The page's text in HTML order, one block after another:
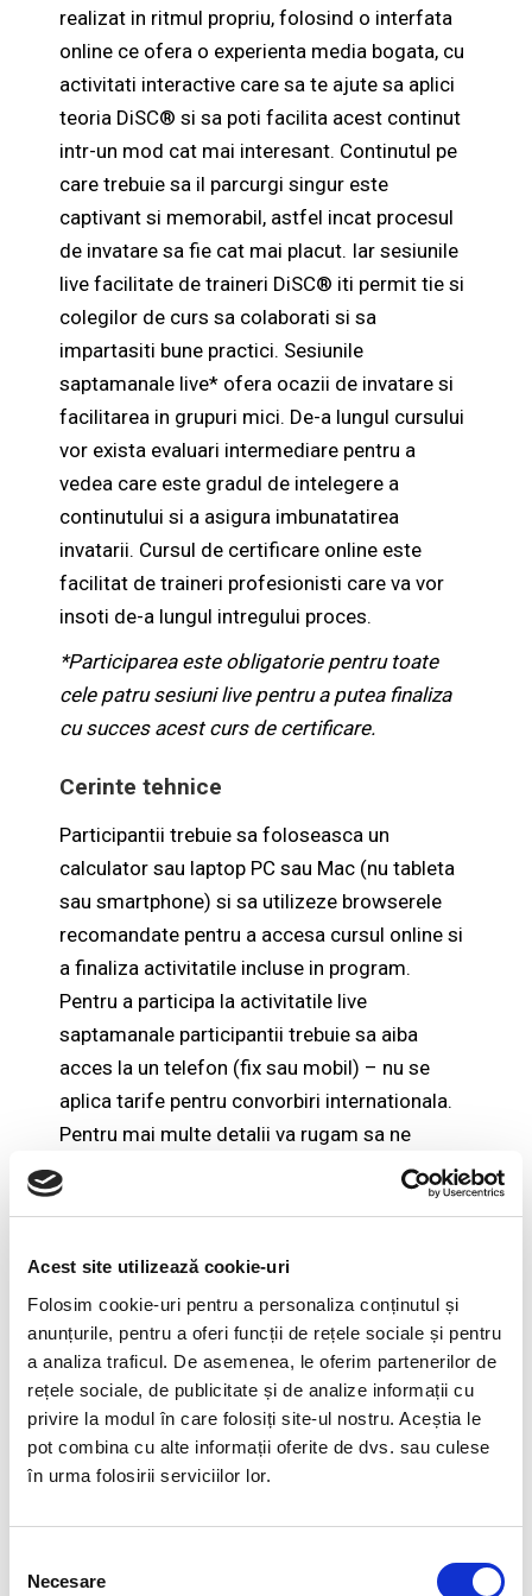
Acest site utilizează cookie-uri
Folosim cookie-uri pentru a personaliza conținutul și
anunțurile, pentru a oferi funcții de rețele sociale și pentru
a analiza traficul. De asemenea, le oferim partenerilor de
rețele sociale, de publicitate și de analize informații cu
privire la modul în care folosiți site-ul nostru. Aceștia le
pot combina cu alte informații oferite de dvs. sau culese
în urma folosirii serviciilor lor.
consimțământului
Necesare
realizat in ritmul propriu, folosind o interfata
online ce ofera o experienta media bogata, cu
activitati interactive care sa te ajute sa aplici
teoria DiSC® si sa poti facilita acest continut
intr-un mod cat mai interesant. Continutul pe
care trebuie sa il parcurgi singur este
captivant si memorabil, astfel incat procesul
de invatare sa fie cat mai placut. Iar sesiunile
live facilitate de traineri DiSC® iti permit tie si
colegilor de curs sa colaborati si sa
impartasiti bune practici. Sesiunile
saptamanale live* ofera ocazii de invatare si
facilitarea in grupuri mici. De-a lungul cursului
vor exista evaluari intermediare pentru a
vedea care este gradul de intelegere a
continutului si a asigura imbunatatirea
invatarii. Cursul de certificare online este
facilitat de traineri profesionisti care va vor
insoti de-a lungul intregului proces.
*Participarea este obligatorie pentru toate
cele patru sesiuni live pentru a putea finaliza
cu succes acest curs de certificare.
Cerinte tehnice
Participantii trebuie sa foloseasca un
calculator sau laptop PC sau Mac (nu tableta
sau smartphone) si sa utilizeze browserele
recomandate pentru a accesa cursul online si
a finaliza activitatile incluse in program.
Pentru a participa la activitatile live
saptamanale participantii trebuie sa aiba
acces la un telefon (fix sau mobil) – nu se
aplica tarife pentru convorbiri internationala.
Pentru mai multe detalii va rugam sa ne
contactati la contact@humaninvest.ro.
Perioada:
10 octombrie – 7 noiembrie 2019
live au loc in 24 octombrie (5:00 pm-6:30 pm),
31 octombrie (5:00 pm-5:30 pm) si 7
noiembrie (5:00 pm-6:30 pm), ora locala
Bucuresti.
Buget
detine un kit de facilitare Everything DiSC